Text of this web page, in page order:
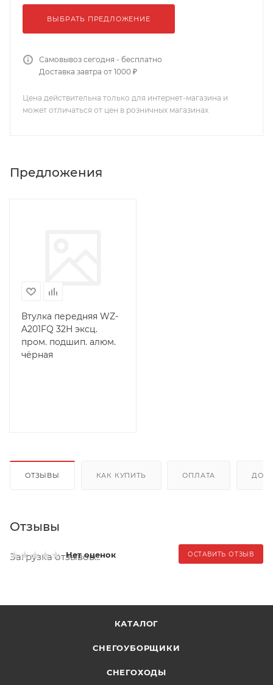
ВЫБРАТЬ ПРЕДЛОЖЕНИЕ
Самовывоз сегодня - бесплатно
Доставка завтра от 1000 ₽
Цена действительна только для интернет-магазина и
может отличаться от цен в розничных магазинах
Предложения
Втулка передняя WZ-
A201FQ 32Н эксц.
пром. подшип. алюм.
чёрная
ОТЗЫВЫ КАК КУПИТЬ ОПЛАТА
Отзывы
Нет оценок ОСТАВИТЬ ОТЗЫВ
Загрузка отзывов...
КАТАЛОГ
СНЕГОУБОРЩИКИ
СНЕГОХОДЫ